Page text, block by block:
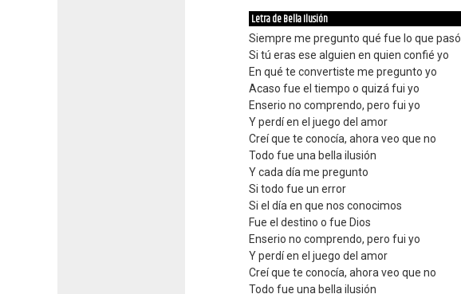
Letra de Bella Ilusión
Siempre me pregunto qué fue lo que pasó
Si tú eras ese alguien en quien confié yo
En qué te convertiste me pregunto yo
Acaso fue el tiempo o quizá fui yo
Enserio no comprendo, pero fui yo
Y perdí en el juego del amor
Creí que te conocía, ahora veo que no
Todo fue una bella ilusión
Y cada día me pregunto
Si todo fue un error
Si el día en que nos conocimos
Fue el destino o fue Dios
Enserio no comprendo, pero fui yo
Y perdí en el juego del amor
Creí que te conocía, ahora veo que no
Todo fue una bella ilusión